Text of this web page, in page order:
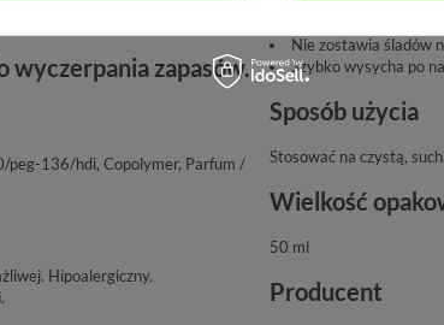
wyczerpania zapasów.
136/hdi, Copolymer, Parfum /
Hipoalergiczny.
Nie zostawia śladów
Szybko wysycha po
Sposób użycia
Stosować na czystą,
Wielkość
50 ml
Producent